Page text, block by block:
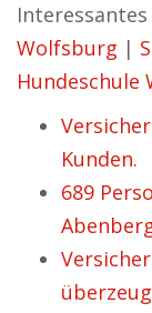
Wolfsburg |
Hundeschule
Kunden.
689